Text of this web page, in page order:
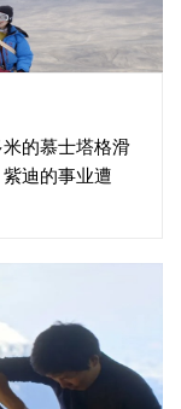
的慕士塔格滑
迪的事业遭